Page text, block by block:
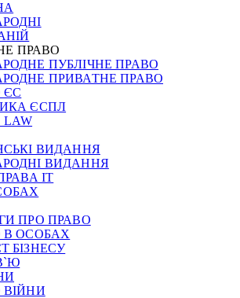
ПРАВО
ПУБЛІЧНЕ ПРАВО
ПРИВАТНЕ ПРАВО
ЄС
ЄСПЛ
LAW
ВИДАННЯ
ВИДАННЯ
ІТ
ПРО ПРАВО
В ОСОБАХ
БІЗНЕСУ
ВІЙНИ